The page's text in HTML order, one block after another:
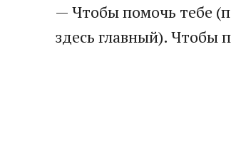
— Чтобы помочь тебе
здесь главный). Чтобы